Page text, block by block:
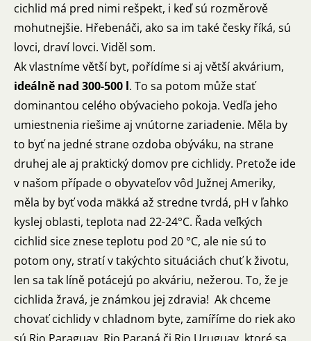
cichlid má pred nimi rešpekt, i keď sú rozměrově
mohutnejšie. Hřebenáči, ako sa im také česky říká, sú
lovci, draví lovci. Viděl som.
Ak vlastníme větší byt, pořídíme si aj větší akvárium,
ideálně nad 300-500 l. To sa potom může stať
dominantou celého obývacieho pokoja. Vedľa jeho
umiestnenia riešime aj vnútorne zariadenie. Měla by
to byť na jedné strane ozdoba obýváku, na strane
druhej ale aj praktický domov pre cichlidy. Pretože ide
v našom případe o obyvateľov vôd Južnej Ameriky,
měla by byť voda mäkká až stredne tvrdá, pH v ľahko
kyslej oblasti, teplota nad 22-24°C. Řada veľkých
cichlid sice znese teplotu pod 20 °C, ale nie sú to
potom ony, stratí v takýchto situáciách chuť k životu,
len sa tak líně potácejú po akváriu, nežerou. To, že je
cichlida žravá, je známkou jej zdravia! Ak chceme
chovať cichlidy v chladnom byte, zamíříme do riek ako